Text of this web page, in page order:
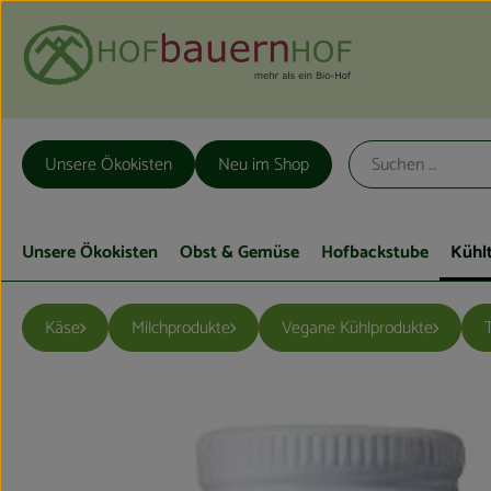
Unsere Ökokisten Neu im Shop
Unsere Ökokisten Obst & Gemüse Hofbackstube
Käse Milchprodukte Vegane Kühlprodukte